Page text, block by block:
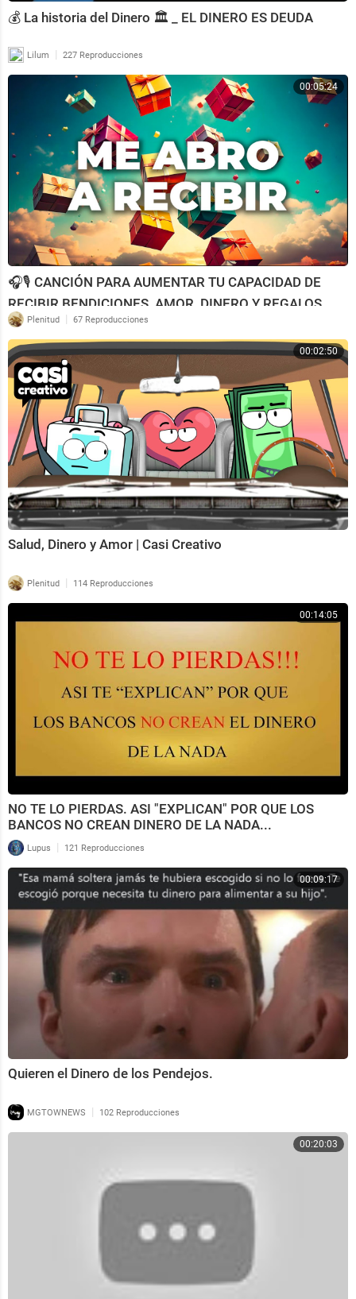
💰 La historia del Dinero 🏛 _ EL DINERO ES DEUDA
Lilum | 227 Reproducciones
00:05:24
🎧🎙️ CANCIÓN PARA AUMENTAR TU CAPACIDAD DE
RECIBIR BENDICIONES, AMOR, DINERO Y REGALOS.
MERECIMIENTO
Plenitud | 67 Reproducciones
00:02:50
Salud, Dinero y Amor | Casi Creativo
Plenitud | 114 Reproducciones
00:14:05
NO TE LO PIERDAS. ASI "EXPLICAN" POR QUE LOS
BANCOS NO CREAN DINERO DE LA NADA...
Lupus | 121 Reproducciones
00:09:17
Quieren el Dinero de los Pendejos.
MGTOWNEWS | 102 Reproducciones
00:20:03